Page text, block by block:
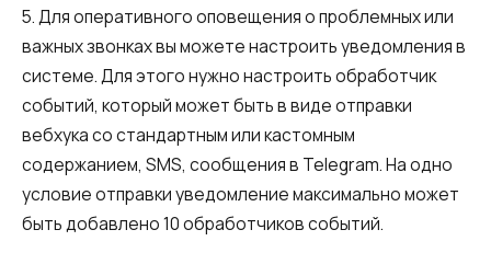
5. Для оперативного оповещения о проблемных или
важных звонках вы можете настроить уведомления в
системе. Для этого нужно настроить обработчик
событий, который может быть в виде отправки
вебхука со стандартным или кастомным
содержанием, SMS, сообщения в Telegram. На одно
условие отправки уведомление максимально может
быть добавлено 10 обработчиков событий.
Компания
Партнер
Ваш номер телефона
+1
Alternative:
Ваш номер телефона
+1
Alternative:
Ваш номер телефона
+1
Alternative:
Бесплатная консультация
Ваше имя
Номер для контакта
+1